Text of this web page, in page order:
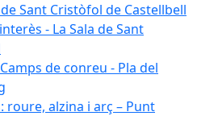
Sant Cristòfol de Castellbell
- La Sala de Sant
de conreu - Pla del
roure, alzina i arç – Punt